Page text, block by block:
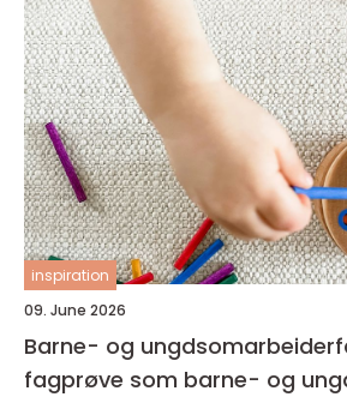
inspiration
09. June 2026
Barne- og
fagprøve som barne- og